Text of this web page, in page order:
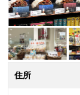
住所